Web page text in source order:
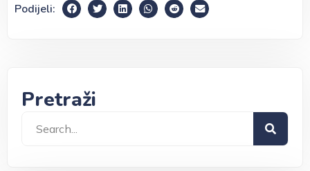
Podijeli:
Pretraži